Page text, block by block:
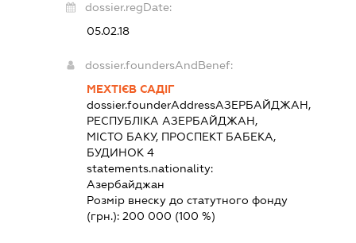
dossier.regDate:
05.02.18
dossier.foundersAndBenef:
МЕХТІЄВ САДІГ
dossier.founderAddressАЗЕРБАЙДЖАН,
РЕСПУБЛІКА АЗЕРБАЙДЖАН,
МІСТО БАКУ, ПРОСПЕКТ БАБЕКА,
БУДИНОК 4
statements.nationality:
Азербайджан
Розмір внеску до статутного фонду
(грн.):200 000 (100 %)